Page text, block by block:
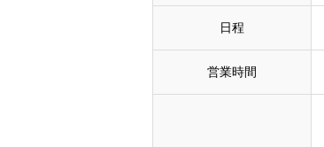
日程
営業時間